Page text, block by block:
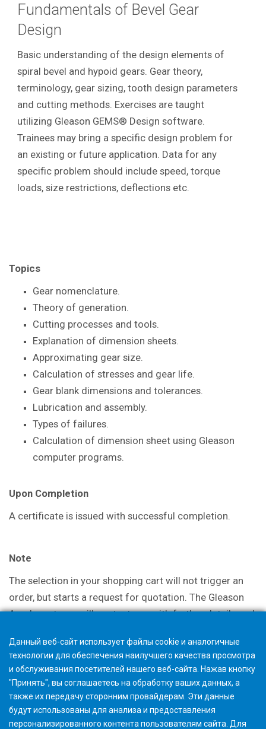
Fundamentals of Bevel Gear
Design
Basic understanding of the design elements of
spiral bevel and hypoid gears. Gear theory,
terminology, gear sizing, tooth design parameters
and cutting methods. Exercises are taught
utilizing Gleason GEMS® Design software.
Trainees may bring a specific design problem for
an existing or future application. Data for any
specific problem should include speed, torque
loads, size restrictions, deflections etc.
Topics
Gear nomenclature.
Theory of generation.
Cutting processes and tools.
Explanation of dimension sheets.
Approximating gear size.
Calculation of stresses and gear life.
Gear blank dimensions and tolerances.
Lubrication and assembly.
Types of failures.
Calculation of dimension sheet using Gleason
computer programs.
Upon Completion
A certificate is issued with successful completion.
Note
The selection in your shopping cart will not trigger an
order, but starts a request for quotation. The Gleason
Academy team will contact you with further details and
Данный веб-сайт использует файлы cookie и аналогичные
технологии для обеспечения наилучшего качества просмотра
и обслуживания посетителей нашего веб-сайта. Нажав кнопку
"Принять", вы соглашаетесь на обработку ваших данных, а
также их передачу сторонним провайдерам. Эти данные
будут использованы для анализа и предоставления
персонализированного контента пользователям сайта. Для